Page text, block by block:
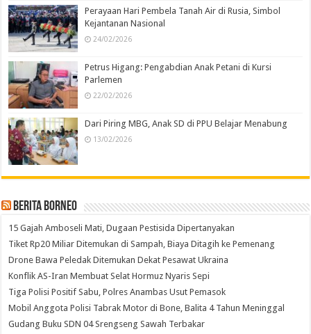
Perayaan Hari Pembela Tanah Air di Rusia, Simbol
Kejantanan Nasional
24/02/2026
Petrus Higang: Pengabdian Anak Petani di Kursi
Parlemen
22/02/2026
Dari Piring MBG, Anak SD di PPU Belajar Menabung
13/02/2026
Berita Borneo
15 Gajah Amboseli Mati, Dugaan Pestisida Dipertanyakan
Tiket Rp20 Miliar Ditemukan di Sampah, Biaya Ditagih ke Pemenang
Drone Bawa Peledak Ditemukan Dekat Pesawat Ukraina
Konflik AS-Iran Membuat Selat Hormuz Nyaris Sepi
Tiga Polisi Positif Sabu, Polres Anambas Usut Pemasok
Mobil Anggota Polisi Tabrak Motor di Bone, Balita 4 Tahun Meninggal
Gudang Buku SDN 04 Srengseng Sawah Terbakar